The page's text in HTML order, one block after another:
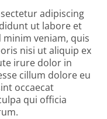
adipiscing
ut labore et
veniam, quis
nisi ut aliquip ex
irure dolor in
cillum dolore eu
occaecat
qui officia